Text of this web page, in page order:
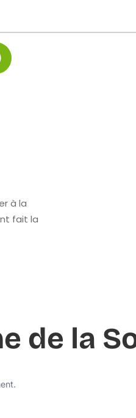
à la
fait la
de la